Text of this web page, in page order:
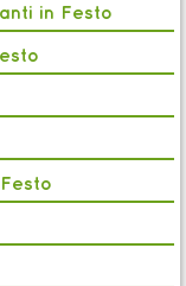
in Festo